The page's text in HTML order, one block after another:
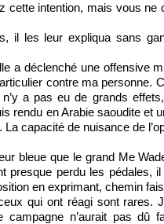
cette intention, mais vous
il les leur expliqua sans
a déclenché une offensive
contre ma personne.
a pas eu de grands
rendu en Arabie saoudite et
capacité de nuisance de
bleue que le grand Me
presque perdu les pédales, il
en exprimant, chemin
qui ont réagi sont rares.
campagne n’aurait pas dû